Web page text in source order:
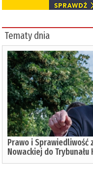
Tematy dnia
Prawo i
Nowackiej do